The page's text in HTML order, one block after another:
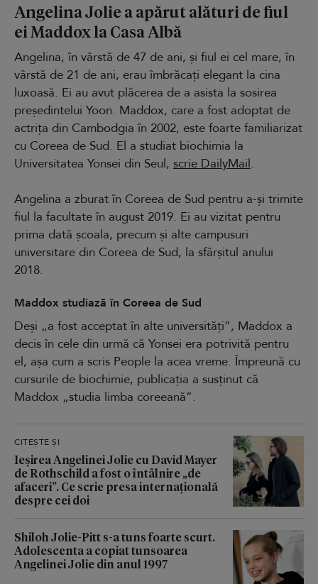
Angelina Jolie a apărut alături de fiul
ei Maddox la Casa Albă
Angelina, în vârstă de 47 de ani, și fiul ei cel mare, în
vârstă de 21 de ani, erau îmbrăcați elegant la cina
luxoasă. Ei au avut plăcerea de a asista la sosirea
președintelui Yoon. Maddox, care a fost adoptat de
actrița din Cambodgia în 2002, este foarte familiarizat
cu Coreea de Sud. El a studiat biochimia la
Universitatea Yonsei din Seul, scrie DailyMail.
Angelina a zburat în Coreea de Sud pentru a-și trimite
fiul la facultate în august 2019. Ei au vizitat pentru
prima dată școala, precum și alte campusuri
universitare din Coreea de Sud, la sfârșitul anului
2018.
Maddox studiază în Coreea de Sud
Deși „a fost acceptat în alte universități”, Maddox a
decis în cele din urmă că Yonsei era potrivită pentru
el, așa cum a scris People la acea vreme. Împreună cu
cursurile de biochimie, publicația a susținut că
Maddox „studia limba coreeană”.
CITEȘTE ȘI
Ieșirea Angelinei Jolie cu David Mayer
de Rothschild a fost o întâlnire „de
afaceri”. Ce scrie presa internațională
despre cei doi
Shiloh Jolie-Pitt s-a tuns foarte scurt.
Adolescenta a copiat tunsoarea
Angelinei Jolie din anul 1997